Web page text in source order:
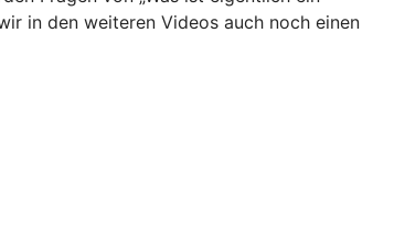
in den weiteren Videos auch noch einen